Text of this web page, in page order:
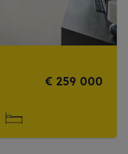
€ 259 000